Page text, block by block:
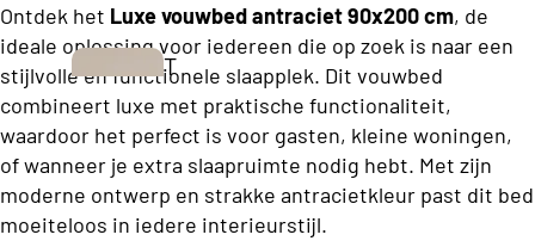
n
B
u
s
i
n
T
w
e
e
p
Ontdek het Luxe vouwbed antraciet 90x200 cm, de
ideale oplossing voor iedereen die op zoek is naar een
stijlvolle en functionele slaapplek. Dit vouwbed
combineert luxe met praktische functionaliteit,
waardoor het perfect is voor gasten, kleine woningen,
of wanneer je extra slaapruimte nodig hebt. Met zijn
moderne ontwerp en strakke antracietkleur past dit bed
moeiteloos in iedere interieurstijl.